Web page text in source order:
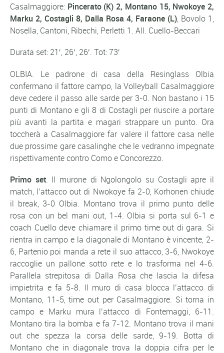
Casalmaggiore: Pincerato (K) 2, Montano 15, Nwokoye 2,
Marku 2, Costagli 8, Dalla Rosa 4, Faraone (L), Bovolo 1,
Nosella, Cantoni, Ribechi, Perletti 1. All. Cuello-Beccari
Durata set: 21′, 26′, 26′. Tot: 73′
OLBIA. Le padrone di casa della Resinglass Olbia
confermano il fattore campo, la Volleyball Casalmaggiore
deve cedere il passo alle sarde per 3-0. Non bastano i 15
punti di Montano e gli 8 di Costagli per riuscire a portare
più avanti la partita e magari strappare un punto. Ora
toccherà a Casalmaggiore far valere il fattore casa nelle
due prossime gare casalinghe che le vedranno impegnate
rispettivamente contro Como e Concorezzo.
Primo set. Il murone di Ngolongolo su Costagli apre il
match, l’attacco out di Nwokoye fa 2-0, Korhonen chiude
il break, 3-0 Olbia. Montano trova il primo punto delle
rosa con un bel mani out, 1-4. Olbia si porta sul 6-1 e
coach Cuello deve chiamare il primo time out di gara. Si
rientra in campo e la diagonale di Montano è vincente, 2-
6, Partenio poi manda a rete il suo attacco, 3-6, Nwokoye
raccoglie un pallone sotto rete e lo trasforma nel 4-6.
Parallela strepitosa di Dalla Rosa che lascia la difesa
impietrita e fa 5-8. Il muro di casa blocca l’attacco di
Montano, 11-5, time out per Casalmaggiore. Si torna in
campo e Marku mura l’attacco di Fontemaggi, 6-11.
Montano tira la bomba e fa 7-12. Montano trova il mani
out che spezza la corsa delle sarde, 9-19. Botta di
Montano che in diagonale trova la doppia cifra per le